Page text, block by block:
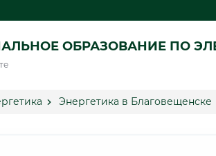
ОБРАЗОВАНИЕ ПО
Энергетика в Благовещенске